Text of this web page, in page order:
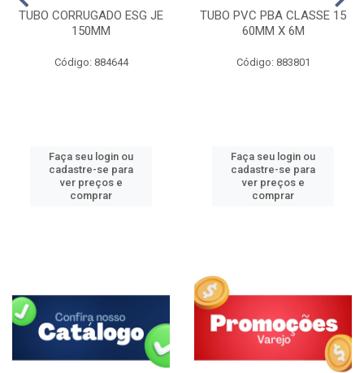
TUBO CORRUGADO ESG JE
150MM
Código: 884644
Faça seu login ou
cadastre-se para
ver preços e
comprar
TUBO PVC PBA CLASSE 15
60MM X 6M
Código: 883801
Faça seu login ou
cadastre-se para
ver preços e
comprar